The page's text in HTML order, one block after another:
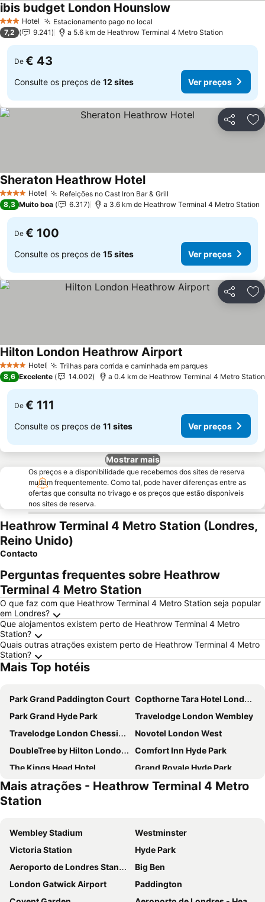
3 EstrelasHotel Estacionamento pago no local
ibis budget London Hounslow
7,2 9.241 a 5.6 km de Heathrow Terminal 4 Metro Station
De € 43
Consulte os preços de 12 sites Ver preços
Partilhar
4 EstrelasHotel Refeições no Cast Iron Bar & Grill
Sheraton Heathrow HotelVer preços
8,3 Muito boa 6.317 a 3.6 km de Heathrow Terminal 4 Metro Station
De € 100
Consulte os preços de 15 sites Ver preços
Partilhar
4 EstrelasHotel Trilhas para corrida e caminhada em parquesVer preços
Hilton London Heathrow Airport
8,6 Excelente 14.002 a 0.4 km de Heathrow Terminal 4 Metro Station
De € 111
Consulte os preços de 11 sites Ver preços
Mostrar mais
Os preços e a disponibilidade que recebemos dos sites de reserva
mudam frequentemente. Como tal, pode haver diferenças entre as
ofertas que consulta no trivago e os preços que estão disponíveis
nos sites de reserva.
Heathrow Terminal 4 Metro Station (Londres,
Reino Unido)
Contacto
Perguntas frequentes sobre Heathrow
Terminal 4 Metro Station
O que faz com que Heathrow Terminal 4 Metro Station seja popular
em Londres?
Que alojamentos existem perto de Heathrow Terminal 4 Metro
Station?
Quais outras atrações existem perto de Heathrow Terminal 4 Metro
Station?
Mais Top hotéis
Park Grand Paddington Court Copthorne Tara Hotel London Kensington
Park Grand Hyde Park
Travelodge London Wembley
Travelodge London Chessington Tolworth
Novotel London West
DoubleTree by Hilton London - Chelsea
Comfort Inn Hyde Park
The Kings Head Hotel
Grand Royale Hyde Park
Park Avenue Bayswater Inn Hyde Park
Holiday Inn London - Brentford Lock By Ihg
Holiday Inn Express London - Ealing By Ihg
Premier Inn London Wembley Stadium
Dorsett Shepherds Bush
Novotel London Brentford
Pelican London Hotel and Residence
Heeton Concept Hotel - Kensington London
Holiday Inn Express London - Wandsworth By Ihg
Lamington Apartments
Novotel London Paddington
Mais atrações - Heathrow Terminal 4 Metro
Station
Wembley Stadium
Westminster
Victoria Station
Hyde Park
Aeroporto de Londres Stansted
Big Ben
London Gatwick Airport
Paddington